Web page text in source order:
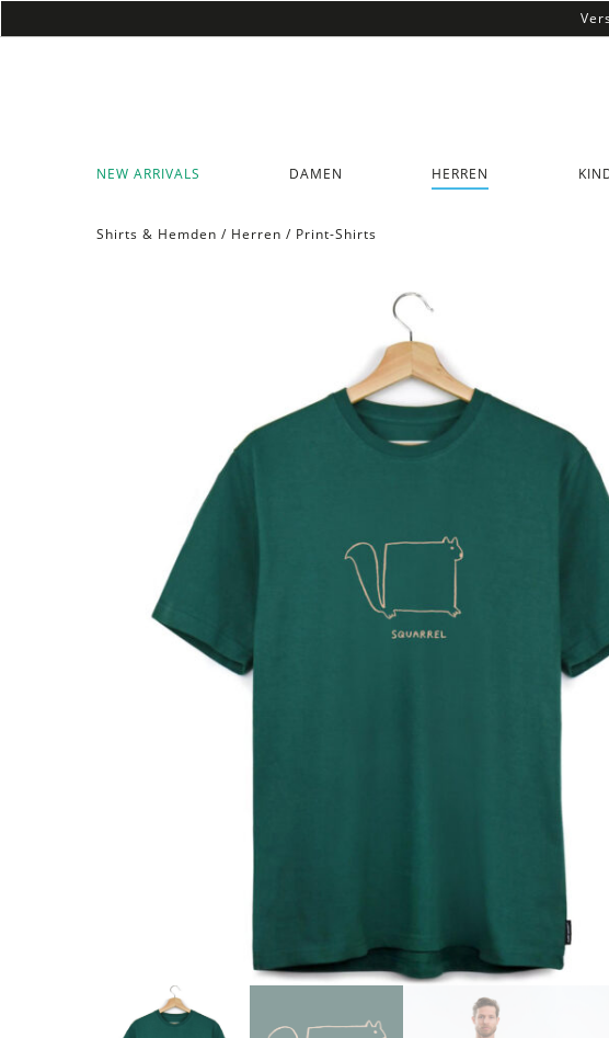
NEW ARRIVALS DAMEN HERREN
Shirts & Hemden / Herren / Print-Shirts